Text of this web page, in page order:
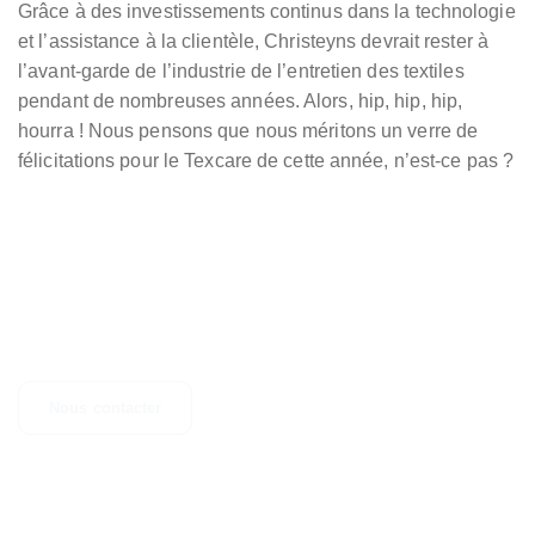
Grâce à des investissements continus dans la technologie
et l’assistance à la clientèle, Christeyns devrait rester à
l’avant-garde de l’industrie de l’entretien des textiles
pendant de nombreuses années. Alors, hip, hip, hip,
hourra ! Nous pensons que nous méritons un verre de
félicitations pour le Texcare de cette année, n’est-ce pas ?